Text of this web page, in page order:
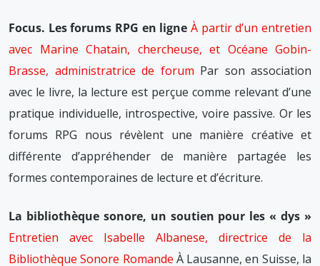
Focus. Les forums RPG en ligne À partir d’un entretien
avec Marine Chatain, chercheuse, et Océane Gobin-
Brasse, administratrice de forum Par son association
avec le livre, la lecture est perçue comme relevant d’une
pratique individuelle, introspective, voire passive. Or les
forums RPG nous révèlent une manière créative et
différente d’appréhender de manière partagée les
formes contemporaines de lecture et d’écriture.
La bibliothèque sonore, un soutien pour les « dys »
Entretien avec Isabelle Albanese, directrice de la
Bibliothèque Sonore Romande À Lausanne, en Suisse, la